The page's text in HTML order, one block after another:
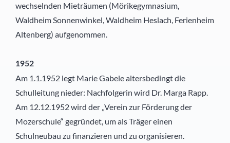
wechselnden Mieträumen (Mörikegymnasium,
Waldheim Sonnenwinkel, Waldheim Heslach, Ferienheim
Altenberg) aufgenommen.
1952
Am 1.1.1952 legt Marie Gabele altersbedingt die
Schulleitung nieder: Nachfolgerin wird Dr. Marga Rapp.
Am 12.12.1952 wird der „Verein zur Förderung der
Mozerschule“ gegründet, um als Träger einen
Schulneubau zu finanzieren und zu organisieren.